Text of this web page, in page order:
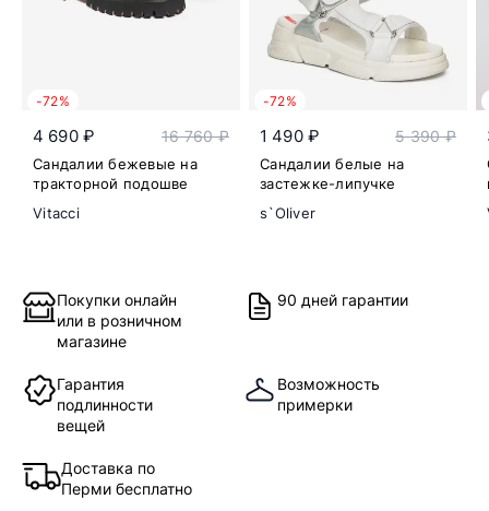
-72%
4 690 ₽ 16 760 ₽
Сандалии бежевые на
тракторной подошве
Vitacci
-72%
1 490 ₽ 5 390 ₽
Сандалии белые на
застежке-липучке
s`Oliver
Покупки онлайн
или в розничном
магазине
90 дней гарантии
Гарантия
подлинности
вещей
Возможность
примерки
Доставка по
Перми бесплатно